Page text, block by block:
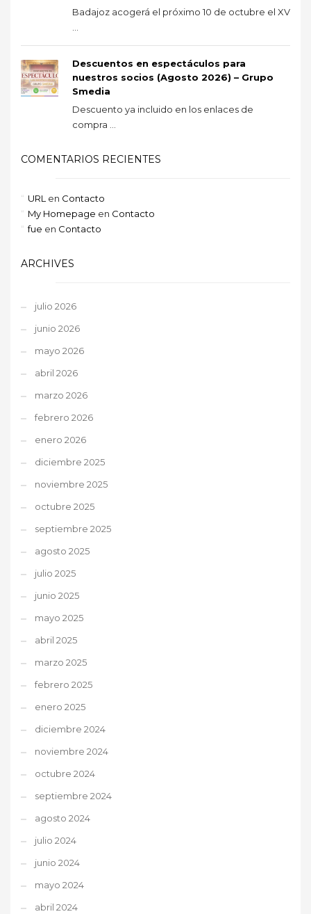
Badajoz acogerá el próximo 10 de octubre el XV
Descuentos en espectáculos para
nuestros socios (Agosto 2026) – Grupo
Smedia
Descuento ya incluido en los enlaces de
compra ...
COMENTARIOS RECIENTES
URL en Contacto
My Homepage en Contacto
fue en Contacto
ARCHIVES
julio 2026
junio 2026
mayo 2026
abril 2026
marzo 2026
febrero 2026
enero 2026
diciembre 2025
noviembre 2025
octubre 2025
septiembre 2025
agosto 2025
julio 2025
junio 2025
mayo 2025
abril 2025
marzo 2025
febrero 2025
enero 2025
diciembre 2024
noviembre 2024
octubre 2024
septiembre 2024
agosto 2024
julio 2024
junio 2024
mayo 2024
abril 2024